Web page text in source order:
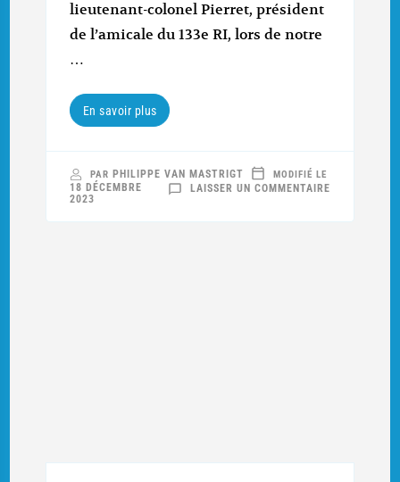
lieutenant-colonel Pierret, président
de l’amicale du 133e RI, lors de notre
…
En savoir plus
PAR PHILIPPE VAN MASTRIGT
LAISSER UN COMMENTAIRESUR
MODIFIÉ LE
18 DÉCEMBRE
2023